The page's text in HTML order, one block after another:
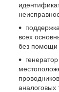
всех
без помощи
аналоговых